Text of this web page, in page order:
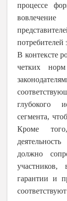
процессе
потребителей
В контексте
четких
глубокого
сегмента,
Кроме
должно
участников,
гарантии и